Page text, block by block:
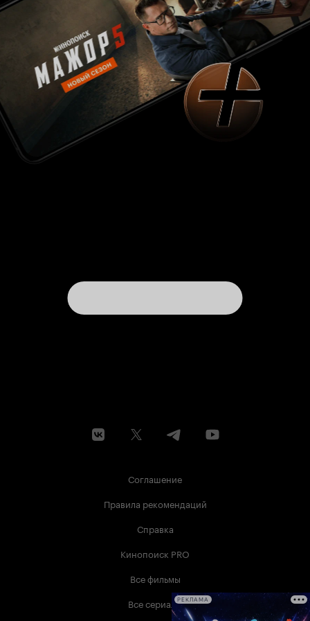
потому, что эти режиссёры близкие друзья, но
и потому, что многие считают их творчеством
близким по духу. Как большого любителя
творчества Квентина, меня подобное мнение
крайне бесит. Да, фильмы Тарантино и
Родригеса близки своей нетривиальностью, но
на этом вся близость и заканчивается, потому
что каждый фильм Квентина Тарантино,
начиная от 'Бешеных псов', заканчивая
'Бесславными ублюдками' - это филигранно
отточенный кинобриллиант, в котором каждая
мелочь продумана... продумана до мелочей.
Добрая половина фильмов Родригеса - это
наркотиками? А может стоит заняться вторым
'Город грехов', Роберт? Ведь какой отличной
получилась первая часть.- а знаешь что
Соглашение
Правила рекомендаций
Справка
Кинопоиск PRO
Все фильмы
Все сериалыРЕКЛАМА